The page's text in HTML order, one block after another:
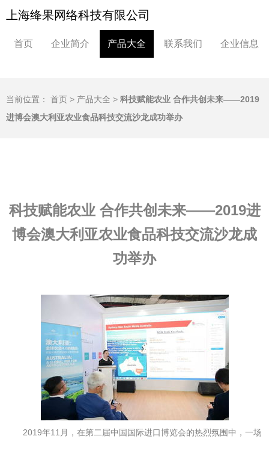
上海绛果网络科技有限公司
首页 企业简介 产品大全 联系我们 企业信息
当前位置： 首页 > 产品大全 > 科技赋能农业 合作共创未来——2019
进博会澳大利亚农业食品科技交流沙龙成功举办
科技赋能农业 合作共创未来——2019进
博会澳大利亚农业食品科技交流沙龙成
功举办
2019年11月，在第二届中国国际进口博览会的热烈氛围中，一场